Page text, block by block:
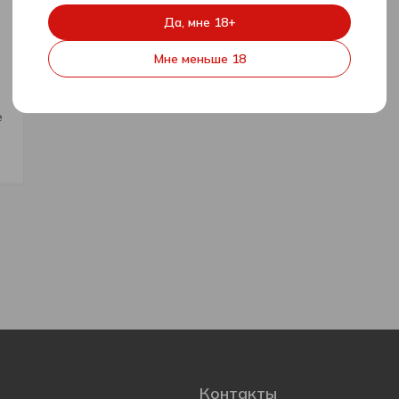
Контакты
Да, мне 18+
Мне меньше 18